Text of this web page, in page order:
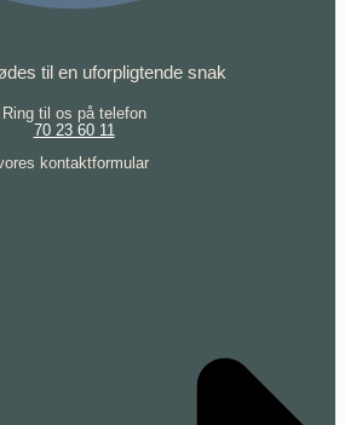
til en uforpligtende snak
Ring til os på telefon
70 23 60 11
kontaktformular